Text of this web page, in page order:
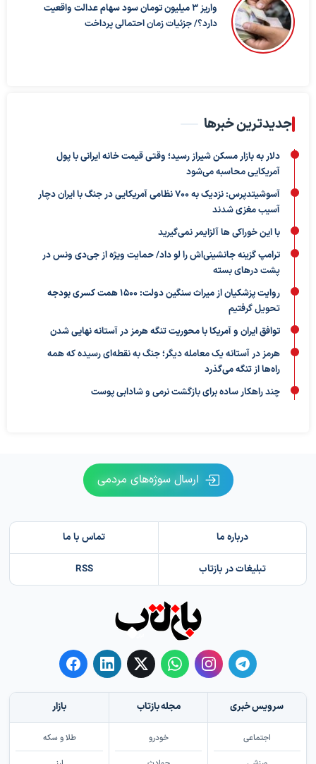
واریز ۳ میلیون تومان سود سهام عدالت واقعیت
دارد؟/ جزئیات زمان احتمالی پرداخت
جدیدترین خبرها
دلار به بازار مسکن شیراز رسید؛ وقتی قیمت خانه ایرانی با پول
آمریکایی محاسبه می‌شود
آسوشیتدپرس: نزدیک به ۷۰۰ نظامی آمریکایی در جنگ با ایران دچار
آسیب مغزی شدند
با این خوراکی ها آلزایمر نمی‌گیرید
ترامپ گزینه جانشینی‌اش را لو داد/ حمایت ویژه از جی‌دی ونس در
پشت درهای بسته
روایت پزشکیان از میراث سنگین دولت: ۱۵۰۰ همت کسری بودجه
تحویل گرفتیم
توافق ایران و آمریکا با محوریت تنگه هرمز در آستانه نهایی شدن
هرمز در آستانه یک معامله دیگر؛ جنگ به نقطه‌ای رسیده که همه
راه‌ها از تنگه می‌گذرد
چند راهکار ساده برای بازگشت نرمی و شادابی پوست
ارسال سوژه‌های مردمی
درباره ما تماس با ما
تبلیغات در بازتاب RSS
سرویس خبری
اجتماعی
مجله بازتاب
خودرو
بازار
طلا و سکه